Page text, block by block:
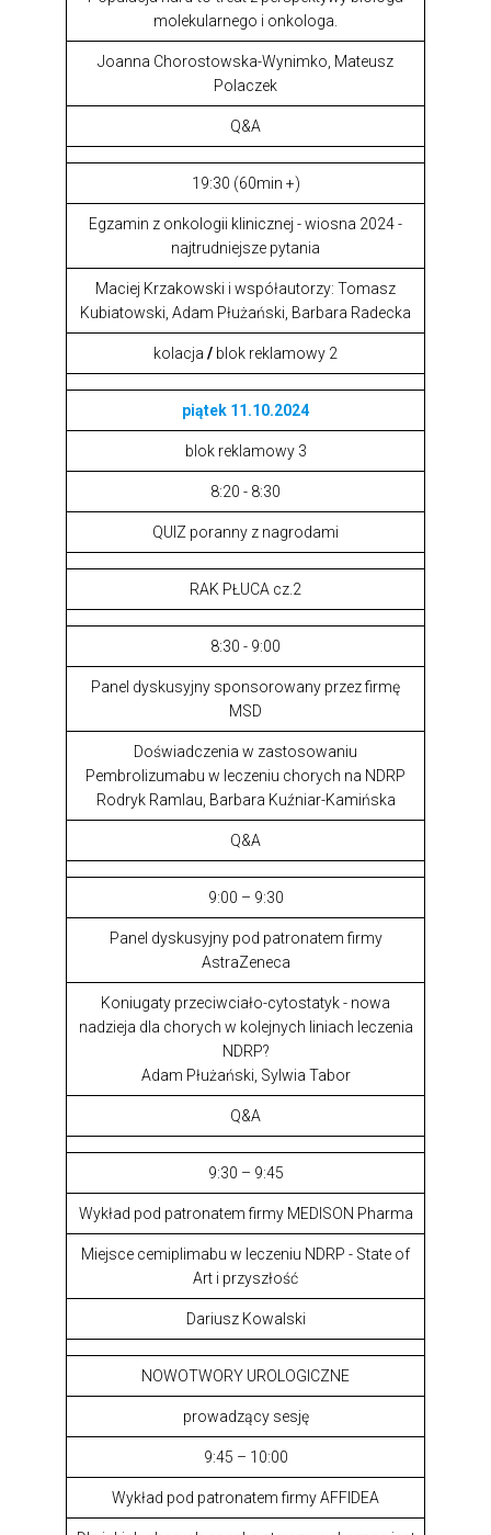
molekularnego i onkologa.
Joanna Chorostowska-Wynimko, Mateusz
Polaczek
Q&A
19:30 (60min +)
Egzamin z onkologii klinicznej - wiosna 2024 -
najtrudniejsze pytania
Maciej Krzakowski i współautorzy: Tomasz
Kubiatowski, Adam Płużański, Barbara Radecka
kolacja / blok reklamowy 2
piątek 11.10.2024
blok reklamowy 3
8:20 - 8:30
QUIZ poranny z nagrodami
RAK PŁUCA cz.2
8:30 - 9:00
Panel dyskusyjny sponsorowany przez firmę
MSD
Doświadczenia w zastosowaniu
Pembrolizumabu w leczeniu chorych na NDRP
Rodryk Ramlau, Barbara Kuźniar-Kamińska
Q&A
9:00 – 9:30
Panel dyskusyjny pod patronatem firmy
AstraZeneca
Koniugaty przeciwciało-cytostatyk - nowa
nadzieja dla chorych w kolejnych liniach leczenia
NDRP?
Adam Płużański, Sylwia Tabor
Q&A
9:30 – 9:45
Wykład pod patronatem firmy MEDISON Pharma
Miejsce cemiplimabu w leczeniu NDRP - State of
Art i przyszłość
Dariusz Kowalski
NOWOTWORY UROLOGICZNE
prowadzący sesję
9:45 – 10:00
Wykład pod patronatem firmy AFFIDEA